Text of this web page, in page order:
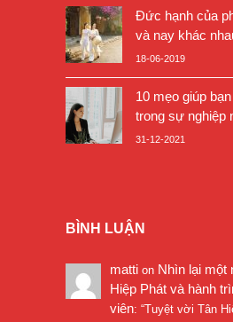
Đức hạnh của
và nay khác
18-06-2019
10 mẹo giúp
trong sự nghiệp
31-12-2021
BÌNH LUẬN
matti on Nhìn lại một
Hiệp Phát và hành
viên: “Tuyệt vời Tân